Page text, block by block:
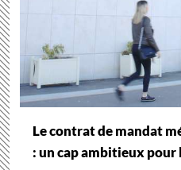
Le contrat de mandat
: un cap ambitieux